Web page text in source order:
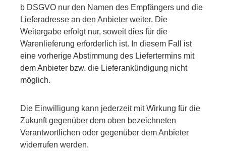
b DSGVO nur den Namen des Empfängers und die
Lieferadresse an den Anbieter weiter. Die
Weitergabe erfolgt nur, soweit dies für die
Warenlieferung erforderlich ist. In diesem Fall ist
eine vorherige Abstimmung des Liefertermins mit
dem Anbieter bzw. die Lieferankündigung nicht
möglich.
Die Einwilligung kann jederzeit mit Wirkung für die
Zukunft gegenüber dem oben bezeichneten
Verantwortlichen oder gegenüber dem Anbieter
widerrufen werden.